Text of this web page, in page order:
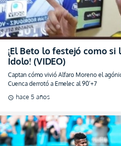
¡El Beto lo festejó como
Ídolo! (VIDEO)
Captan cómo vivió Alfaro Moreno el
Cuenca derrotó a Emelec al 90’+7
schedule hace 5 años